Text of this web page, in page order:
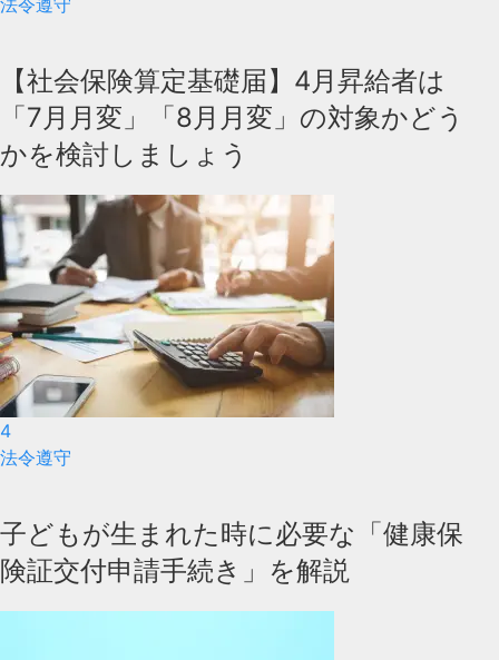
【社会保険算定基礎届】4月昇給者は
「7月月変」「8月月変」の対象かどう
かを検討しましょう
4
法令遵守
子どもが生まれた時に必要な「健康保
険証交付申請手続き」を解説